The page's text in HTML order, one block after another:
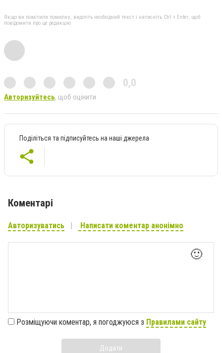
Якщо ви помітили помилку, виділіть необхідний текст і натисніть Ctrl + Enter, щоб
повідомити про це редакцію
0,0
Авторизуйтесь, щоб оцінити
Поділіться та підписуйтесь на наші джерела
Коментарі
Авторизуватись Написати коментар анонімно
🙂
Розміщуючи коментар, я погоджуюся з Правилами сайту
Додати